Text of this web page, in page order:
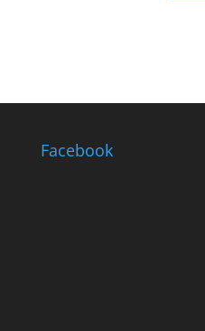
Facebook